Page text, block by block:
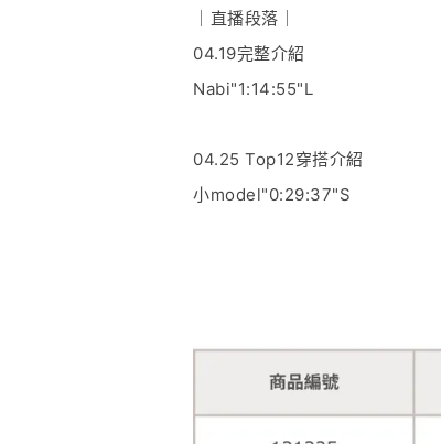
｜直播段落｜
04.19完整介紹
Nabi"1:14:55"L
04.25 Top12穿搭介紹
小model"0:29:37"S